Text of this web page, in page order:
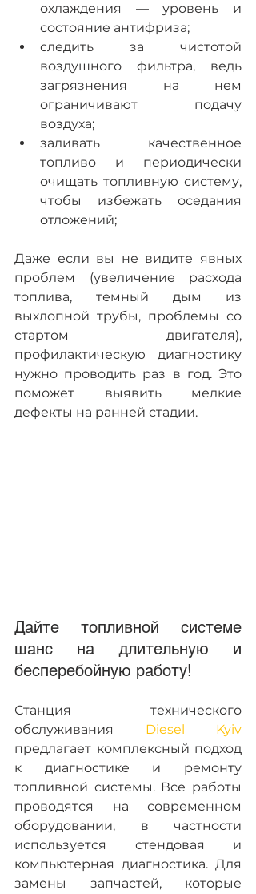
охлаждения — уровень и
состояние антифриза;
следить за чистотой
воздушного фильтра, ведь
загрязнения на нем
ограничивают подачу
воздуха;
заливать качественное
топливо и периодически
очищать топливную систему,
чтобы избежать оседания
отложений;
Даже если вы не видите явных
проблем (увеличение расхода
топлива, темный дым из
выхлопной трубы, проблемы со
стартом двигателя),
профилактическую диагностику
нужно проводить раз в год. Это
поможет выявить мелкие
дефекты на ранней стадии.
Дайте топливной системе
шанс на длительную и
бесперебойную работу!
Станция технического
обслуживания Diesel Kyiv
предлагает комплексный подход
к диагностике и ремонту
топливной системы. Все работы
проводятся на современном
оборудовании, в частности
используется стендовая и
компьютерная диагностика. Для
замены запчастей, которые